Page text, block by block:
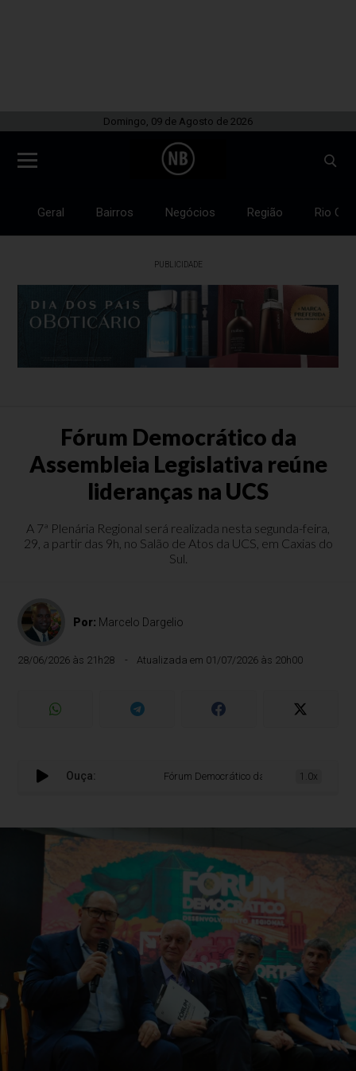
Domingo, 09 de Agosto de 2026
Geral Bairros Negócios Região Rio
PUBLICIDADE
Fórum Democrático da
Assembleia Legislativa reúne
lideranças na UCS
A 7ª Plenária Regional será realizada nesta segunda-feira,
29, a partir das 9h, no Salão de Atos da UCS, em Caxias do
Sul.
Por: Marcelo Dargelio
28/06/2026 às 21h28 Atualizada em 01/07/2026 às 20h00
Ouça: Fórum Democrático da Assembleia
1.0x